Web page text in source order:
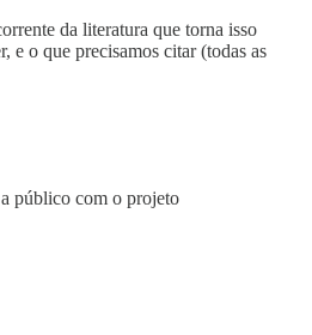
da literatura que torna isso
e o que precisamos citar (todas as
a público com o projeto